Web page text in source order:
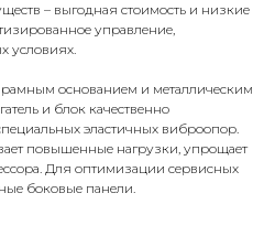
– выгодная стоимость и низкие
управление,
условиях.
основанием и металлическим
и блок качественно
эластичных виброопор.
повышенные нагрузки, упрощает
Для оптимизации сервисных
боковые панели.